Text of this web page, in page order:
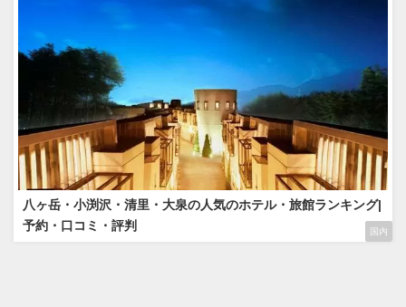
国内
八ヶ岳・小渕沢・清里・大泉の人気のホテル・旅館ランキング|
予約・口コミ・評判